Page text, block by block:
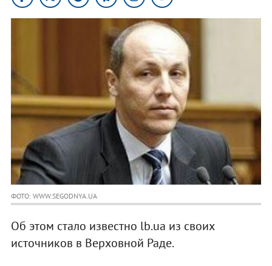
ФОТО: WWW.SEGODNYA.UA
Об этом стало известно lb.ua из своих
источников в Верховной Раде.